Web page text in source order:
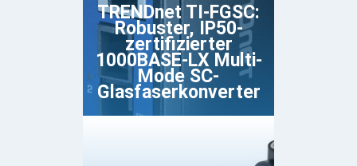
TRENDnet TI-FGSC:
Robuster, IP50-
zertifizierter
1000BASE-LX Multi-
Mode SC-
Glasfaserkonverter